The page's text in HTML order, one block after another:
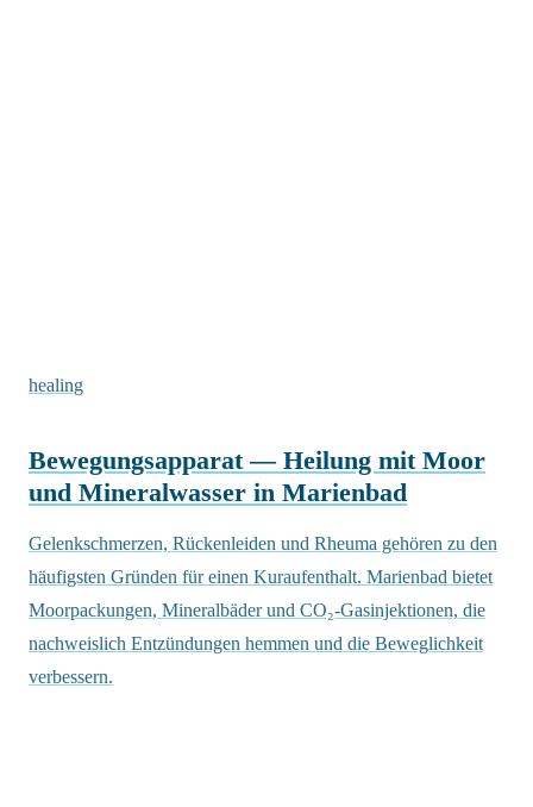
healing
Bewegungsapparat — Heilung mit Moor
und Mineralwasser in Marienbad
Gelenkschmerzen, Rückenleiden und Rheuma gehören zu den
häufigsten Gründen für einen Kuraufenthalt. Marienbad bietet
Moorpackungen, Mineralbäder und CO₂-Gasinjektionen, die
nachweislich Entzündungen hemmen und die Beweglichkeit
verbessern.